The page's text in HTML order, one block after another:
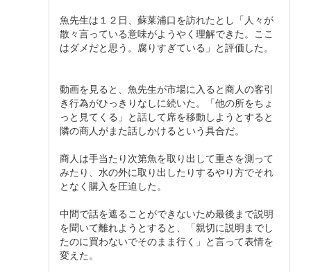
魚先生は１２日、蘇莱浦口を訪れたとし「人々が
散々言っている意味がようやく理解できた。ここ
はダメだと思う。腐りすぎている」と評価した。
動画を見ると、魚先生が市場に入ると商人の客引
き行為がひっきりなしに続いた。「他の所をちょ
っと見てくる」と話して席を移動しようとすると
隣の商人がまた話しかけるという具合だ。
商人は手当たり次第魚を取り出して重さを測って
みたり、水の外に取り出したりするやり方でそれ
となく購入を圧迫した。
中間で話を遮ることができないため最後まで説明
を聞いて離れようとすると、「親切に説明までし
たのに買わないでそのまま行く」と言って表情を
変えた。